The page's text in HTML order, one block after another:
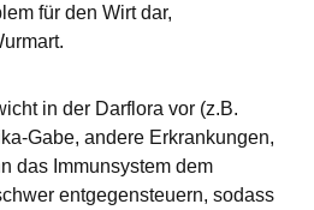
für den Wirt dar,
in der Darflora vor (z.B.
Gabe, andere Erkrankungen,
das Immunsystem dem
entgegensteuern, sodass